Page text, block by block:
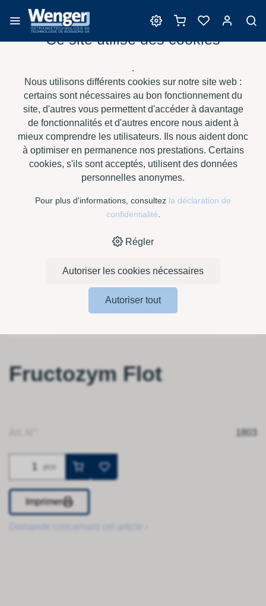
HOME › E-SHOP › JUS DE FRUIT › ENZYMES › FRUCTOZYM
FLOT
Fructozym Flot
1803
pce
Imprimer
Demande concernant cet article ›
Ce site utilise des cookies
.
Nous utilisons différents cookies sur notre site web :
certains sont nécessaires au bon fonctionnement du
site, d'autres vous permettent d'accéder à davantage
de fonctionnalités et d'autres encore nous aident à
mieux comprendre les utilisateurs. Ils nous aident donc
à optimiser en permanence nos prestations. Certains
cookies, s'ils sont acceptés, utilisent des données
personnelles anonymes.
Pour plus d'informations, consultez la déclaration de
confidentialité
Régler
Autoriser les cookies nécessaires
Autoriser tout